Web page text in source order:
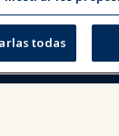
todas